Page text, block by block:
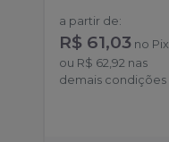
a partir de:
R$ 61,03 no Pix
ou R$ 62,92 nas
demais condições